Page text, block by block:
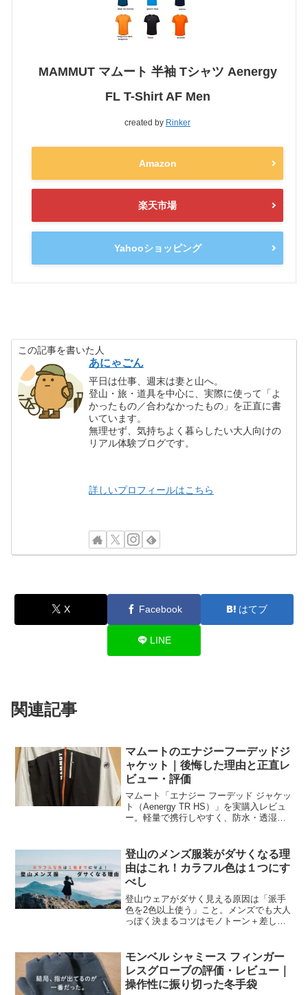
MAMMUT マムート 半袖 Tシャツ Aenergy
FL T-Shirt AF Men
created by Rinker
Amazon
楽天市場
Yahooショッピング
この記事を書いた人
あにゃごん
平日は仕事、週末は妻と山へ。
登山・旅・道具を中心に、実際に使って「よ
かったもの／合わなかったもの」を正直に書
いています。
無理せず、気持ちよく暮らしたい大人向けの
リアル体験ブログです。
詳しいプロフィールはこちら
X Facebook はてブ
LINE
関連記事
マムートのエナジーフーデッドジ
ャケット｜後悔した理由と正直レ
ビュー・評価
マムート「エナジー フーデッド ジャケッ
ト（Aenergy TR HS）」を実購入レビュ
ー。軽量で携行しやすく、防水・透湿も
まとめます。
登山のメンズ服装がダサくなる理
由はこれ！カラフル色は１つにす
べし
登山ウェアがダサく見える原因は「派手
色を2色以上使う」こと。メンズでも大人
っぽく決まるコツはモノトーン＋差し色1
モンベル シャミース フィンガー
レスグローブの評価・レビュー｜
操作性に振り切った冬手袋